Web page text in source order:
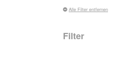
Alle Filter entfernen
Filter